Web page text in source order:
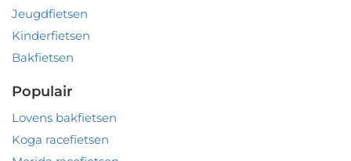
Jeugdfietsen
Kinderfietsen
Bakfietsen
Populair
Lovens bakfietsen
Koga racefietsen